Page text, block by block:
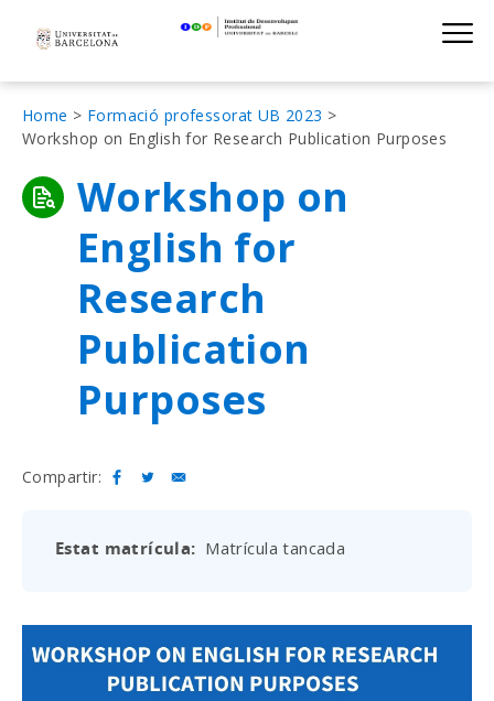
navigation
Institut de
Fil
d'Ariadna
Home
Formació professorat UB 2023
Workshop on English for Research Publication Purposes
Workshop on
English for
Research
Publication
Purposes
Compartir:
Estat matrícula Matrícula tancada